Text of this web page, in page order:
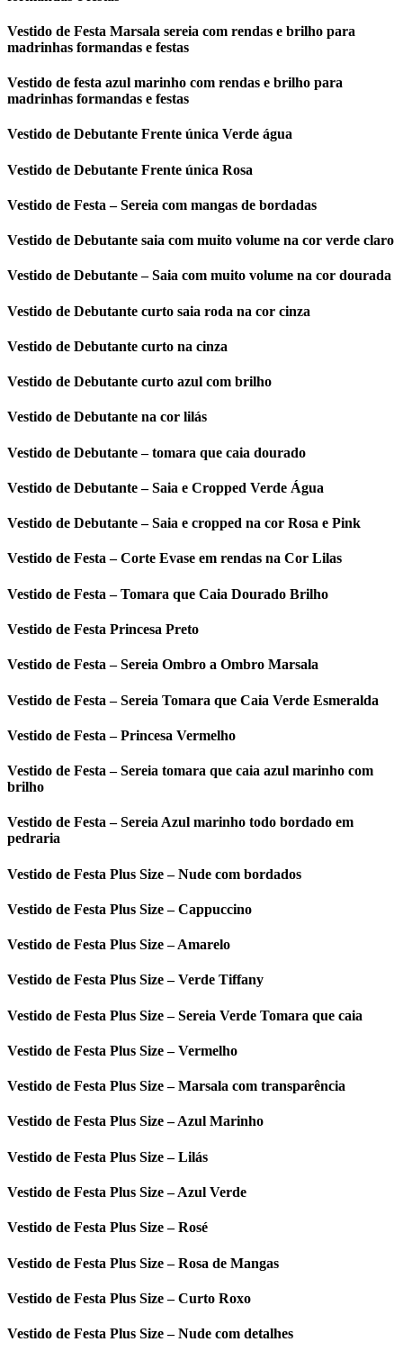
Vestido de Festa Marsala sereia com rendas e brilho para
madrinhas formandas e festas
Vestido de festa azul marinho com rendas e brilho para
madrinhas formandas e festas
Vestido de Debutante Frente única Verde água
Vestido de Debutante Frente única Rosa
Vestido de Festa – Sereia com mangas de bordadas
Vestido de Debutante saia com muito volume na cor verde claro
Vestido de Debutante – Saia com muito volume na cor dourada
Vestido de Debutante curto saia roda na cor cinza
Vestido de Debutante curto na cinza
Vestido de Debutante curto azul com brilho
Vestido de Debutante na cor lilás
Vestido de Debutante – tomara que caia dourado
Vestido de Debutante – Saia e Cropped Verde Água
Vestido de Debutante – Saia e cropped na cor Rosa e Pink
Vestido de Festa – Corte Evase em rendas na Cor Lilas
Vestido de Festa – Tomara que Caia Dourado Brilho
Vestido de Festa Princesa Preto
Vestido de Festa – Sereia Ombro a Ombro Marsala
Vestido de Festa – Sereia Tomara que Caia Verde Esmeralda
Vestido de Festa – Princesa Vermelho
Vestido de Festa – Sereia tomara que caia azul marinho com
brilho
Vestido de Festa – Sereia Azul marinho todo bordado em
pedraria
Vestido de Festa Plus Size – Nude com bordados
Vestido de Festa Plus Size – Cappuccino
Vestido de Festa Plus Size – Amarelo
Vestido de Festa Plus Size – Verde Tiffany
Vestido de Festa Plus Size – Sereia Verde Tomara que caia
Vestido de Festa Plus Size – Vermelho
Vestido de Festa Plus Size – Marsala com transparência
Vestido de Festa Plus Size – Azul Marinho
Vestido de Festa Plus Size – Lilás
Vestido de Festa Plus Size – Azul Verde
Vestido de Festa Plus Size – Rosé
Vestido de Festa Plus Size – Rosa de Mangas
Vestido de Festa Plus Size – Curto Roxo
Vestido de Festa Plus Size – Nude com detalhes